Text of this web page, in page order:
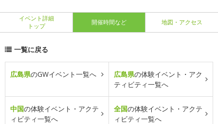
イベント詳細
トップ
開催時間など 地図・アクセス
一覧に戻る
広島県のGWイベント一覧へ 広島県の体験イベント・アク
ティビティ一覧へ
中国の体験イベント・アクテ
ィビティ一覧へ
全国の体験イベント・アクテ
ィビティ一覧へ